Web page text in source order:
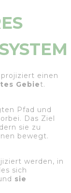
einen
Gebiet.
Pfad und
Das Ziel
sie zu
bewegt.
werden, in
sich
sie